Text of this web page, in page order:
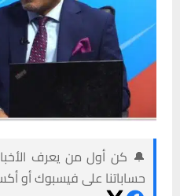
🔔 كن أول من يعرف
حساباتنا على فيسبوك أو